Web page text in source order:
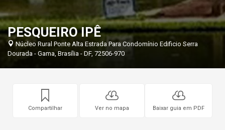
PESQUEIRO IPÊ
Núcleo Rural Ponte Alta Estrada Para Condomínio Edificio Serra
Dourada - Gama, Brasília - DF, 72506-970
Compartilhar Ver no mapa Baixar guia em PDF